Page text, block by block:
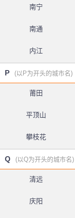
南宁
南通
内江
P (以P为开头的城市名)
莆田
平顶山
攀枝花
Q (以Q为开头的城市名)
清远
庆阳